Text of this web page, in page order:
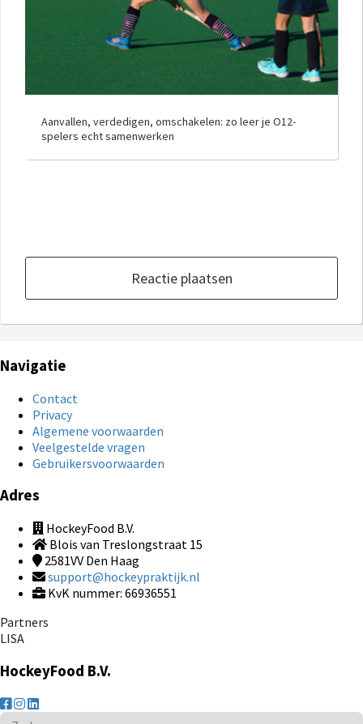
Aanvallen, verdedigen, omschakelen: zo leer je O12-
spelers echt samenwerken
Reactie plaatsen
Navigatie
Contact
Privacy
Algemene voorwaarden
Veelgestelde vragen
Gebruikersvoorwaarden
Adres
HockeyFood B.V.
Blois van Treslongstraat 15
2581VV Den Haag
support@hockeypraktijk.nl
KvK nummer: 66936551
Partners
LISA
HockeyFood B.V.